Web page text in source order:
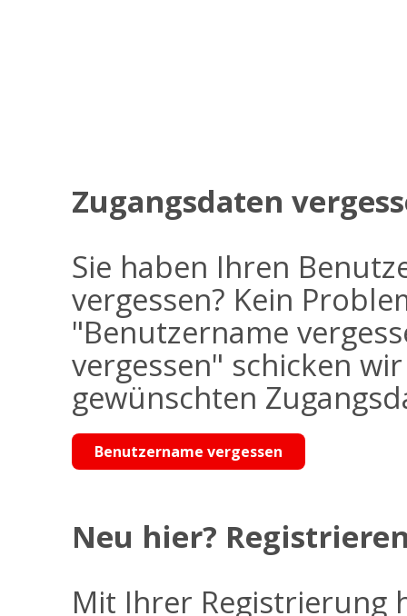
Zugangsdaten
Sie haben Ihren
vergessen? Kein
"Benutzername
vergessen" schicken
gewünschten
Benutzername vergessen
Neu hier?
Mit Ihrer Registrierung